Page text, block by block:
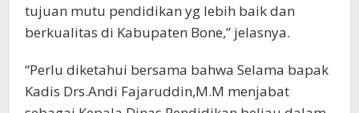
tujuan mutu pendidikan yg lebih baik dan
berkualitas di Kabupaten Bone,” jelasnya.
“Perlu diketahui bersama bahwa Selama bapak
Kadis Drs.Andi Fajaruddin,M.M menjabat